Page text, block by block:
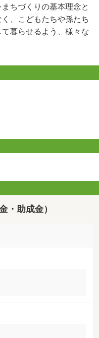
ちづくりの基本理念と
、こどもたちや孫たち
暮らせるよう、様々な
・助成金）